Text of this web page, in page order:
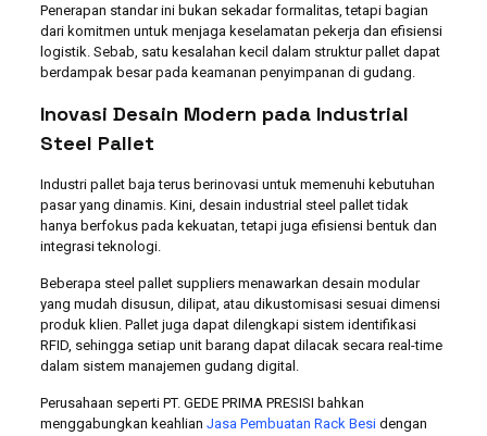
Penerapan standar ini bukan sekadar formalitas, tetapi bagian
dari komitmen untuk menjaga keselamatan pekerja dan efisiensi
logistik. Sebab, satu kesalahan kecil dalam struktur pallet dapat
berdampak besar pada keamanan penyimpanan di gudang.
Inovasi Desain Modern pada Industrial
Steel Pallet
Industri pallet baja terus berinovasi untuk memenuhi kebutuhan
pasar yang dinamis. Kini, desain industrial steel pallet tidak
hanya berfokus pada kekuatan, tetapi juga efisiensi bentuk dan
integrasi teknologi.
Beberapa steel pallet suppliers menawarkan desain modular
yang mudah disusun, dilipat, atau dikustomisasi sesuai dimensi
produk klien. Pallet juga dapat dilengkapi sistem identifikasi
RFID, sehingga setiap unit barang dapat dilacak secara real-time
dalam sistem manajemen gudang digital.
Perusahaan seperti PT. GEDE PRIMA PRESISI bahkan
menggabungkan keahlian Jasa Pembuatan Rack Besidengan